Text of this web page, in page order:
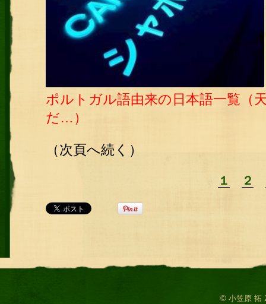
ポルトガル語由来の日本語一覧（
だ…）
（次頁へ続く）
１ ２
© 小笠原 拓